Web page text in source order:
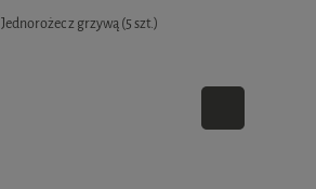
z grzywą (5 szt.)